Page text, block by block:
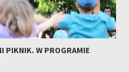
PIKNIK. W PROGRAMIE